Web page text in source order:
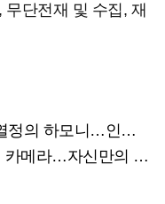
무단전재 및 수집, 재
류애적 메시지 전할 것”
딩스냅’ 철학 만든 당찬 청년